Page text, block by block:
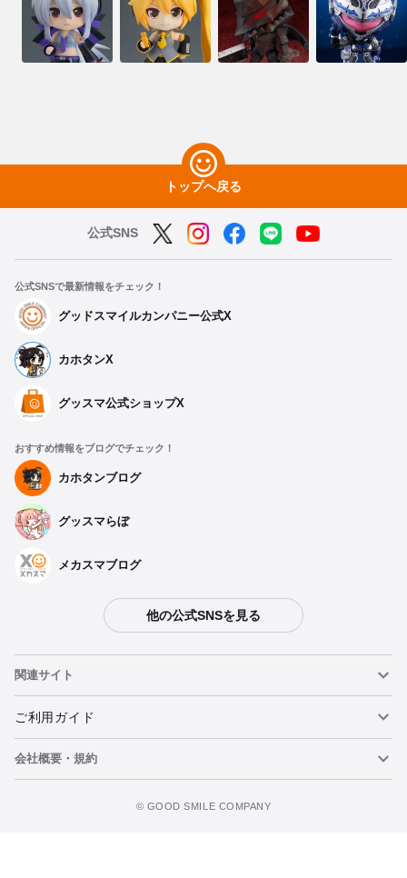
トップへ戻る
公式SNS
公式SNSで最新情報をチェック！
グッドスマイルカンパニー公式X
カホタンX
グッスマ公式ショップX
おすすめ情報をブログでチェック！
カホタンブログ
グッスマらぼ
メカスマブログ
他の公式SNSを見る
関連サイト
ねんどろいど
ねんどろいどフェイスメーカー
ご利用ガイド
重要なお知らせ
会社概要・規約
©️ GOOD SMILE COMPANY